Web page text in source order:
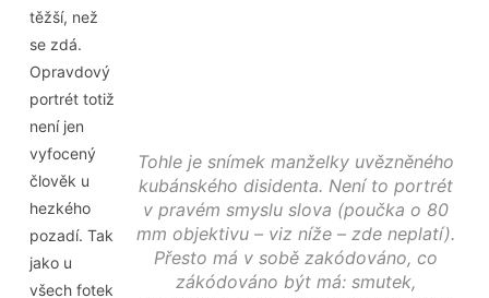
Tohle je snímek manželky uvězněného
kubánského disidenta. Není to portrét
v pravém smyslu slova (poučka o 80
mm objektivu – viz níže – zde neplatí).
Přesto má v sobě zakódováno, co
zákódováno být má: smutek,
těžší, než
se zdá.
Opravdový
portrét totiž
není jen
vyfocený
člověk u
hezkého
pozadí. Tak
jako u
všech fotek